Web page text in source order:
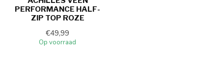
PERFORMANCE HALF-
ZIP TOP ROZE
€49,99
Op voorraad